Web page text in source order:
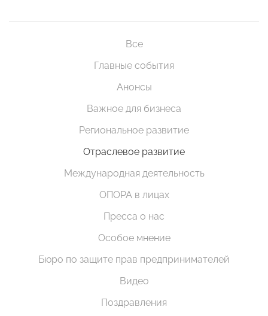
Все
Главные события
Анонсы
Важное для бизнеса
Региональное развитие
Отраслевое развитие
Международная деятельность
ОПОРА в лицах
Пресса о нас
Особое мнение
Бюро по защите прав предпринимателей
Видео
Поздравления